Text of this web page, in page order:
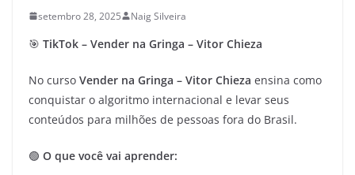
setembro 28, 2025 Naig Silveira
🎯 TikTok – Vender na Gringa – Vitor Chieza
No curso Vender na Gringa – Vitor Chieza ensina como
conquistar o algoritmo internacional e levar seus
conteúdos para milhões de pessoas fora do Brasil.
🟢 O que você vai aprender: